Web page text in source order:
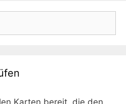
Karten bereit, die den